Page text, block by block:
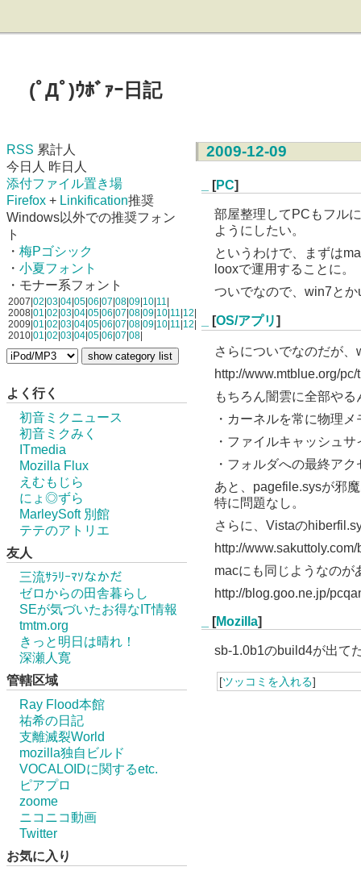
(ﾟДﾟ)ｳﾎﾞｧｰ日記
RSS 累計人
今日人 昨日人
添付ファイル置き場
Firefox + Linkification推奨
Windows以外での推奨フォン
ト
・ 梅Pゴシック
・ 小夏フォント
・モナー系フォント
2007| 02 03 04 05 06 07 08 09 10 11
2008| 01 02 03 04 05 06 07 08 09 10 11 12
2009| 01 02 03 04 05 06 07 08 09 10 11 12
2010| 01 02 03 04 05 06 07 08
よく行く
初音ミクニュース
初音ミクみく
ITmedia
Mozilla Flux
えむもじら
にょ◎ずら
MarleySoft 別館
テテのアトリエ
友人
三流ｻﾗﾘｰﾏｿなかだ
ゼロからの田舎暮らし
SEが気づいたお得なIT情報
tmtm.org
きっと明日は晴れ！
深瀬人寛
管轄区域
Ray Flood本館
祐希の日記
支離滅裂World
mozilla独自ビルド
VOCALOIDに関するetc.
ピアプロ
zoome
ニコニコ動画
Twitter
お気に入り
2009-12-09
[PC]
部屋整理してPCもフル
ようにしたい。
というわけで、まずは
looxで運用することに。
ついでなので、win7と
[OS/アプリ]
さらについでなのだが
http://www.mtblue.org/
もちろん闇雲に全部や
・カーネルを常に物理
・ファイルキャッシュ
・フォルダへの最終ア
あと、pagefile.sysが邪
特に問題なし。
さらに、Vistaの
http://
macにも同じようなのが
http://blog.goo.ne.jp/
[Mozilla]
sb-1.0b1のbuild4が出て
[ツッコミを入れる]